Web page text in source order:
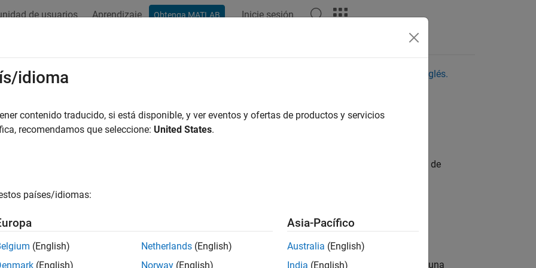
de usuarios Aprendizaje Obtenga MATLAB Inicie sesión
se ha traducido mediante traducción automática. Haga clic aquí para ver la versión original en inglés.
Cloud requiere una cuenta de MathWorks. Para acceder a todas las funcionalidades de
puede seguir utilizando MATLAB Mobilecon funcionalidades limitadas, siempre y cuando tenga una
idioma
contenido traducido, si está disponible, y ver eventos y ofertas de productos y servicios
recomendamos que seleccione: United States.
países/idiomas:
(English)
(English)
Netherlands (English)
Norway (English)
Asia-Pacífico
Australia (English)
India (English)